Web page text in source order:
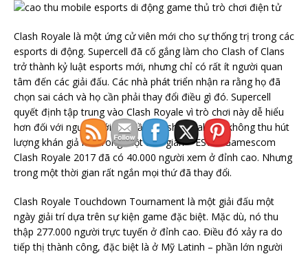
Clash Royale là một ứng cử viên mới cho sự thống trị trong các
esports di động. Supercell đã cố gắng làm cho Clash of Clans
trở thành kỷ luật esports mới, nhưng chỉ có rất ít người quan
tâm đến các giải đấu. Các nhà phát triển nhận ra rằng họ đã
chọn sai cách và họ cần phải thay đổi điều gì đó. Supercell
quyết định tập trung vào Clash Royale vì trò chơi này dễ hiểu
hơn đối với người mới bắt đầu. Clash Royale đã không thu hút
lượng khán giả lớn trong một thời gian – ESWC Gamescom
Clash Royale 2017 đã có 40.000 người xem ở đỉnh cao. Nhưng
trong một thời gian rất ngắn mọi thứ đã thay đổi.
Clash Royale Touchdown Tournament là một giải đấu một
ngày giải trí dựa trên sự kiện game đặc biệt. Mặc dù, nó thu
thập 277.000 người trực tuyến ở đỉnh cao. Điều đó xảy ra do
tiếp thị thành công, đặc biệt là ở Mỹ Latinh – phần lớn người